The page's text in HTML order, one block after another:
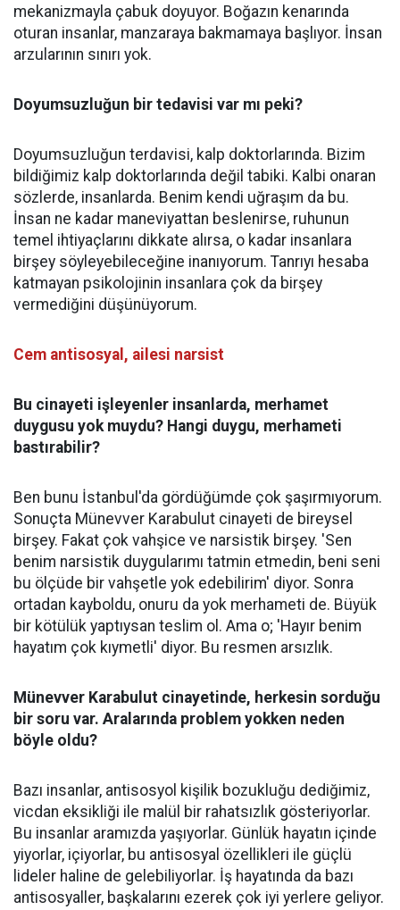
mekanizmayla çabuk doyuyor. Boğazın kenarında
oturan insanlar, manzaraya bakmamaya başlıyor. İnsan
arzularının sınırı yok.
Doyumsuzluğun bir tedavisi var mı peki?
Doyumsuzluğun terdavisi, kalp doktorlarında. Bizim
bildiğimiz kalp doktorlarında değil tabiki. Kalbi onaran
sözlerde, insanlarda. Benim kendi uğraşım da bu.
İnsan ne kadar maneviyattan beslenirse, ruhunun
temel ihtiyaçlarını dikkate alırsa, o kadar insanlara
birşey söyleyebileceğine inanıyorum. Tanrıyı hesaba
katmayan psikolojinin insanlara çok da birşey
vermediğini düşünüyorum.
Cem antisosyal, ailesi narsist
Bu cinayeti işleyenler insanlarda, merhamet
duygusu yok muydu? Hangi duygu, merhameti
bastırabilir?
Ben bunu İstanbul'da gördüğümde çok şaşırmıyorum.
Sonuçta Münevver Karabulut cinayeti de bireysel
birşey. Fakat çok vahşice ve narsistik birşey. 'Sen
benim narsistik duygularımı tatmin etmedin, beni seni
bu ölçüde bir vahşetle yok edebilirim' diyor. Sonra
ortadan kayboldu, onuru da yok merhameti de. Büyük
bir kötülük yaptıysan teslim ol. Ama o; 'Hayır benim
hayatım çok kıymetli' diyor. Bu resmen arsızlık.
Münevver Karabulut cinayetinde, herkesin sorduğu
bir soru var. Aralarında problem yokken neden
böyle oldu?
Bazı insanlar, antisosyol kişilik bozukluğu dediğimiz,
vicdan eksikliği ile malül bir rahatsızlık gösteriyorlar.
Bu insanlar aramızda yaşıyorlar. Günlük hayatın içinde
yiyorlar, içiyorlar, bu antisosyal özellikleri ile güçlü
lideler haline de gelebiliyorlar. İş hayatında da bazı
antisosyaller, başkalarını ezerek çok iyi yerlere geliyor.